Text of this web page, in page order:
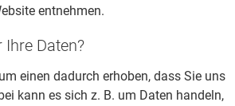
entnehmen.
Daten?
einen dadurch erhoben, dass Sie uns
kann es sich z. B. um Daten handeln,